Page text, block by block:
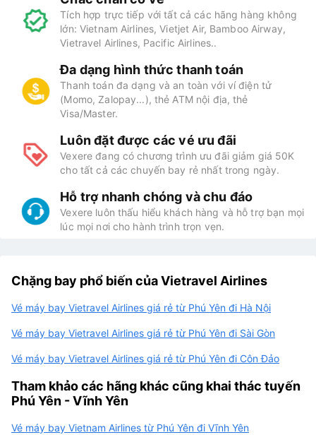
Tích hợp trực tiếp với tất cả các hãng hàng không
lớn: Vietnam Airlines, Vietjet Air, Bamboo Airway,
Vietravel Airlines, Pacific Airlines..
Đa dạng hình thức thanh toán
Thanh toán đa dạng và an toàn với ví điện tử
(Momo, Zalopay...), thẻ ATM nội địa, thẻ
Visa/Master.
Luôn đặt được các vé ưu đãi
Vexere đang có chương trình ưu đãi giảm giá 50K
cho tất cả các chuyến bay rẻ nhất trong ngày.
Hỗ trợ nhanh chóng và chu đáo
Vexere luôn thấu hiểu khách hàng và hỗ trợ bạn mọi
lúc mọi nơi cho hành trình trọn vẹn.
Chặng bay phổ biến của Vietravel Airlines
Vé máy bay Vietravel Airlines giá rẻ từ Phú Yên đi Hà Nội
Vé máy bay Vietravel Airlines giá rẻ từ Phú Yên đi Sài Gòn
Vé máy bay Vietravel Airlines giá rẻ từ Phú Yên đi Côn Đảo
Tham khảo các hãng khác cũng khai thác tuyến
Phú Yên - Vĩnh Yên
Vé máy bay Vietnam Airlines từ Phú Yên đi Vĩnh Yên